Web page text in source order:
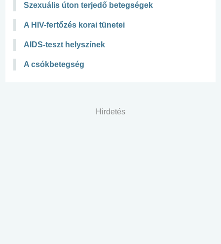
Szexuális úton terjedő betegségek
A HIV-fertőzés korai tünetei
AIDS-teszt helyszínek
A csókbetegség
Hirdetés